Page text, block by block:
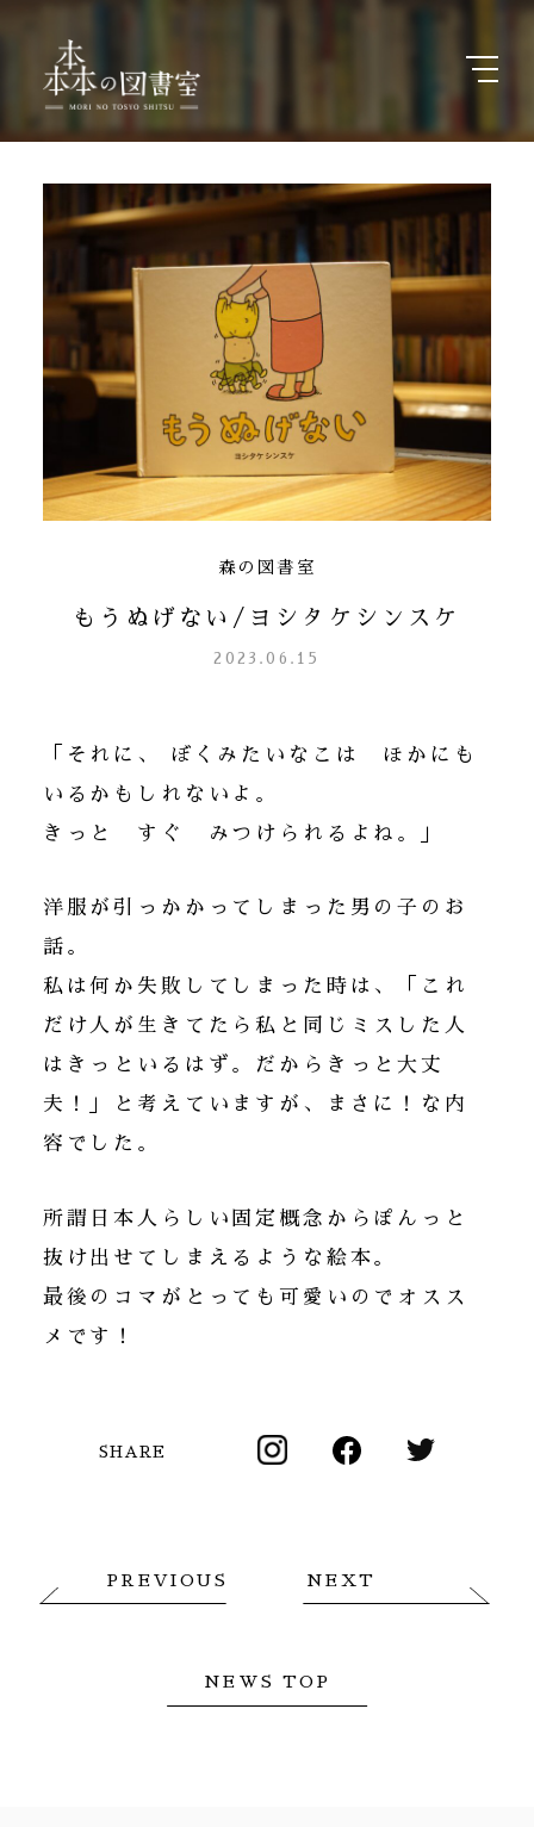
森の図書室
もうぬげない/ヨシタケシンスケ
2023.06.15
「それに、 ぼくみたいなこは ほかにも
いるかもしれないよ。
きっと すぐ みつけられるよね。」
洋服が引っかかってしまった男の子のお
話。
私は何か失敗してしまった時は、「これ
だけ人が生きてたら私と同じミスした人
はきっといるはず。だからきっと大丈
夫！」と考えていますが、まさに！な内
容でした。
所謂日本人らしい固定概念からぽんっと
抜け出せてしまえるような絵本。
最後のコマがとっても可愛いのでオスス
メです！
SHARE
PREVIOUS
NEWS TOP
NEXT